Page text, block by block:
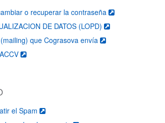
o recuperar la contraseña
DE DATOS (LOPD)
que Cograsova envía
el Spam